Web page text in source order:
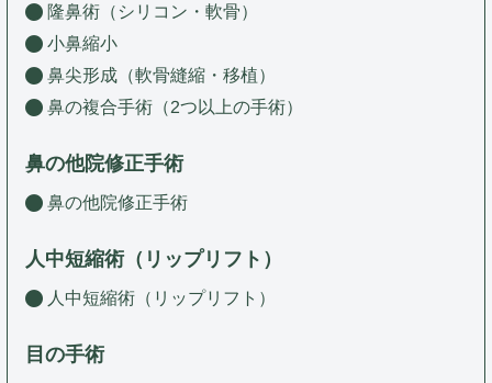
隆鼻術（シリコン・軟骨）
小鼻縮小
鼻尖形成（軟骨縫縮・移植）
鼻の複合手術（2つ以上の手術）
鼻の他院修正手術
鼻の他院修正手術
人中短縮術（リップリフト）
人中短縮術（リップリフト）
目の手術